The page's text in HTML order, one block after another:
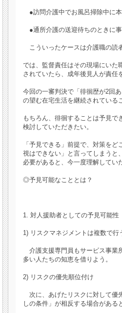
●訪問介護中でお風呂掃除中に本
●通所介護の送迎待ちのときに事
こういったケースは介護職の読
では、監督責任はその現場にい
されていたら、成年後見人が責任
今回の一審判決で「徘徊歴が2回
の望む在宅生活を継続されている
もちろん、徘徊することは予見
検討していただきたい。
「予見できる」前提で、対策を
視はできない」と言ってしまうと
必要があると、今一度理解してい
◎予見可能なこととは？
1. 対人援助者としての予見可能性
1) リスクマネジメントは複数で行
介護支援専門員もサービス事業
多い人たちの知恵を借りよう。
2) リスクの優先順位付け
次に、あげたリスクに対して優
しの条件」が相反する場合がある